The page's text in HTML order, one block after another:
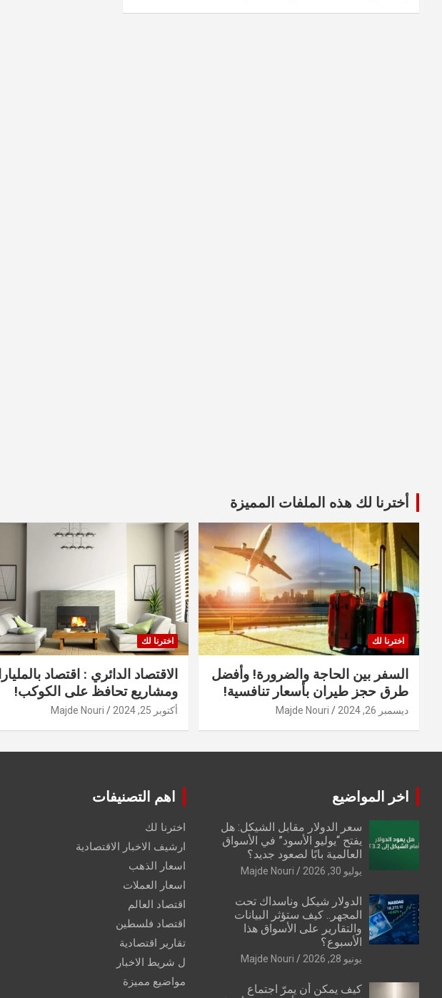
أخترنا لك هذه الملفات المميزة
اخترنا لك
السفر بين الحاجة والضرورة! وأفضل
طرق حجز طيران بأسعار تنافسية!
ديسمبر 26, 2024 Majde Nouri
اخترنا لك
الاقتصاد الدائري : اقتصاد
ومشاريع تحافظ على الكوكب!
أكتوبر 25, 2024 Majde Nouri
اخر المواضيع
سعر الدولار مقابل الشيكل: هل
يفتح “يوليو الأسود” في الأسواق
العالمية بابًا لصعود جديد؟
يوليو 30, 2026 Majde Nouri
الدولار شيكل وناسداك تحت
المجهر.. كيف ستؤثر البيانات
والتقارير على الأسواق هذا
الأسبوع؟
يونيو 28, 2026 Majde Nouri
كيف يمكن أن يمرّ اجتماع
اهم التصنيفات
اخترنا لك
ارشيف الاخبار الاقتصادية
اسعار الذهب
اسعار العملات
اقتصاد العالم
اقتصاد فلسطين
تقارير اقتصادية
ل شريط الاخبار
مواضيع مميزة